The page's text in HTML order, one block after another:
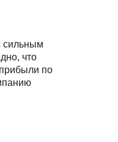
сильным
что
по